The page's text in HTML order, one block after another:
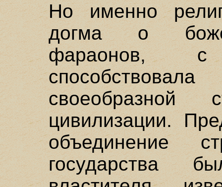
Но именно
догма о
фараонов,
своеобразной
цивилизации.
объединение
государства